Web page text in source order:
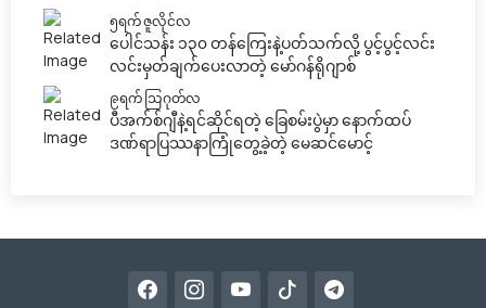
၅ရက် ဇူလိုင်လ
ပေါင်သန်း ၁၃၀ တန်ကြေးနဲ့ပတ်သက်လို့ ပွင့်ပွင့်လင်း
လင်းမှတ်ချက်ပေးလာတဲ့ မော်ဂန်ရိုဂျာစ်
၉ရက် သြဂုတ်လ
ပီအက်စ်ဂျီနဲ့ရင်ဆိုင်ရတဲ့ ခြေစမ်းပွဲမှာ နောက်ထပ်
ဒဏ်ရာပြဿနာကြုံတွေ့ခဲ့တဲ့ မေဆင်မောင့်